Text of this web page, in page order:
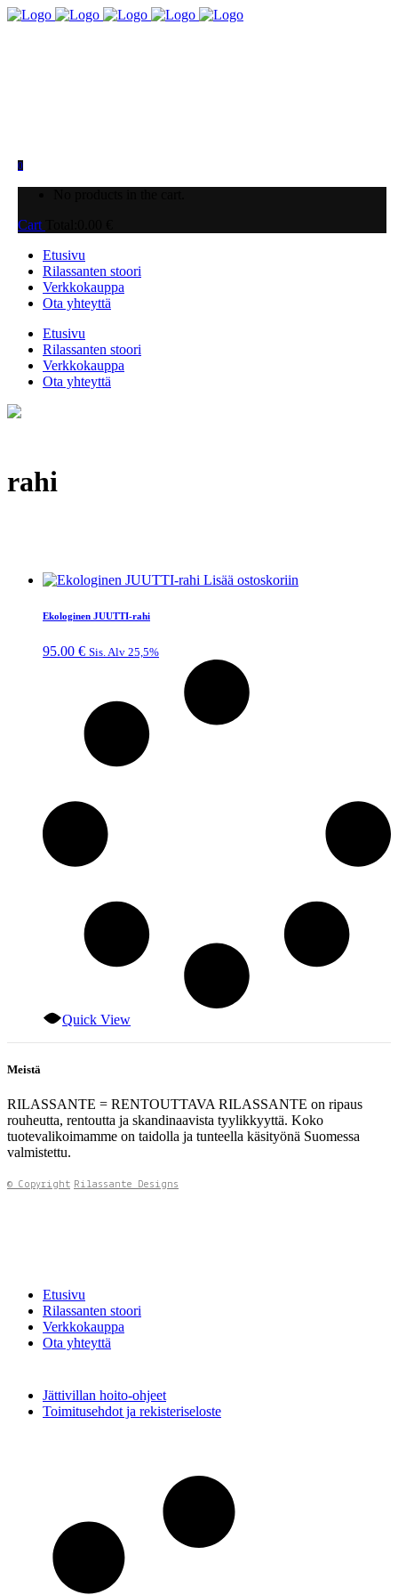
0
Cart
Etusivu
Rilassanten stoori
Verkkokauppa
Ota yhteyttä
Etusivu
Rilassanten stoori
Verkkokauppa
Ota yhteyttä
rahi
Lisää ostoskoriin
Ekologinen JUUTTI-rahi
95.00 € Sis. Alv 25,5%
Quick View
Meistä
RILASSANTE = RENTOUTTAVA RILASSANTE on ripaus
rouheutta, rentoutta ja skandinaavista tyylikkyyttä. Koko
tuotevalikoimamme on taidolla ja tunteella käsityönä Suomessa
valmistettu.
© Copyright Rilassante Designs
Etusivu
Rilassanten stoori
Verkkokauppa
Ota yhteyttä
Jättivillan hoito-ohjeet
Toimitusehdot ja rekisteriseloste